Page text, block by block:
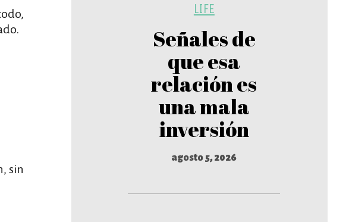
LIFE
Señales de
que esa
relación es
una mala
inversión
agosto 5, 2026
sin